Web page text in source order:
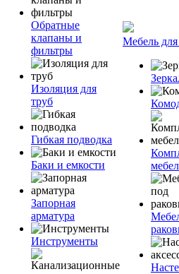
Обратные
клапаны и
фильтры
Изоляция для
труб
Гибкая подводка
Баки и емкости
Запорная
арматура
Инструменты
Мебель